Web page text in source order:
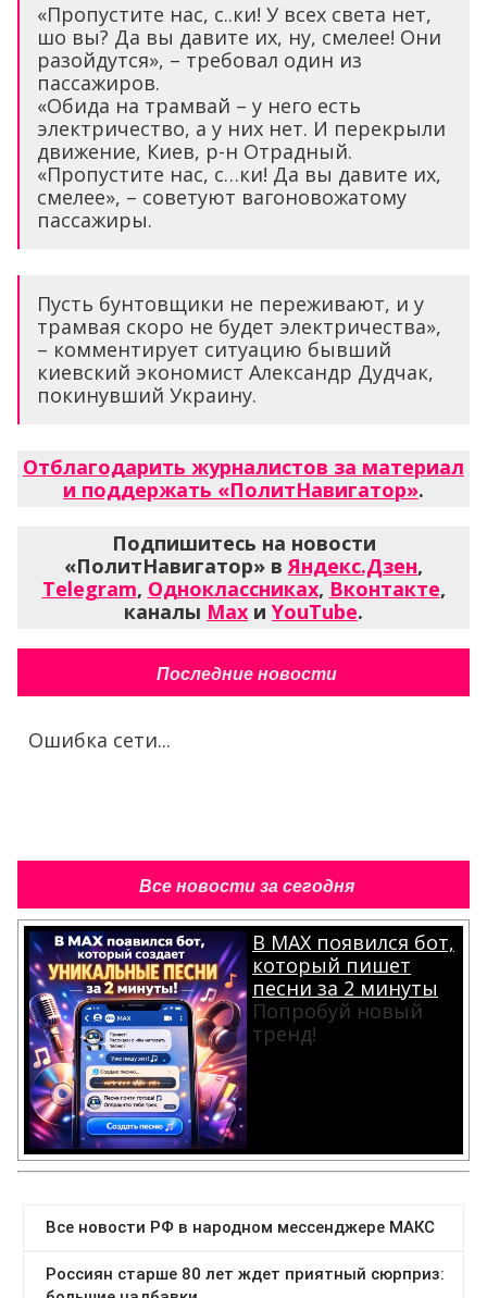
«Пропустите нас, с..ки! У всех света нет,
шо вы? Да вы давите их, ну, смелее! Они
разойдутся», – требовал один из
пассажиров.
«Обида на трамвай – у него есть
электричество, а у них нет. И перекрыли
движение, Киев, р-н Отрадный.
«Пропустите нас, с…ки! Да вы давите их,
смелее», – советуют вагоновожатому
пассажиры.
Пусть бунтовщики не переживают, и у
трамвая скоро не будет электричества»,
– комментирует ситуацию бывший
киевский экономист Александр Дудчак,
покинувший Украину.
Отблагодарить журналистов за материал
и поддержать «ПолитНавигатор».
Подпишитесь на новости
«ПолитНавигатор» вЯндекс.Дзен,
Telegram, Одноклассниках, Вконтакте,
каналы Max и YouTube.
Последние новости
Ошибка сети...
Все новости за сегодня
В MAX появился бот,
который пишет
песни за 2 минуты
Попробуй новый
тренд!